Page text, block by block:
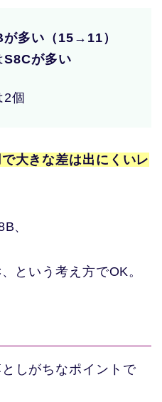
が多い（15→11）
S8Cが多い
個
で大きな差は出にくいレ
、
という考え方でOK。
しがちなポイントで